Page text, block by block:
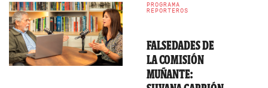
PROGRAMA
REPORTEROS
FALSEDADES DE
LA COMISIÓN
MUÑANTE: